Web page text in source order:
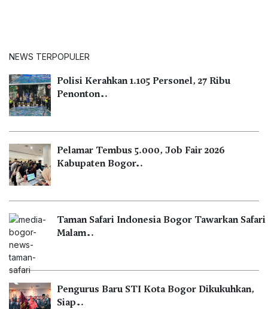
NEWS TERPOPULER
Polisi Kerahkan 1.105 Personel, 27 Ribu
Penonton…
Pelamar Tembus 5.000, Job Fair 2026
Kabupaten Bogor…
Taman Safari Indonesia Bogor Tawarkan Safari
Malam…
Pengurus Baru STI Kota Bogor Dikukuhkan,
Siap…